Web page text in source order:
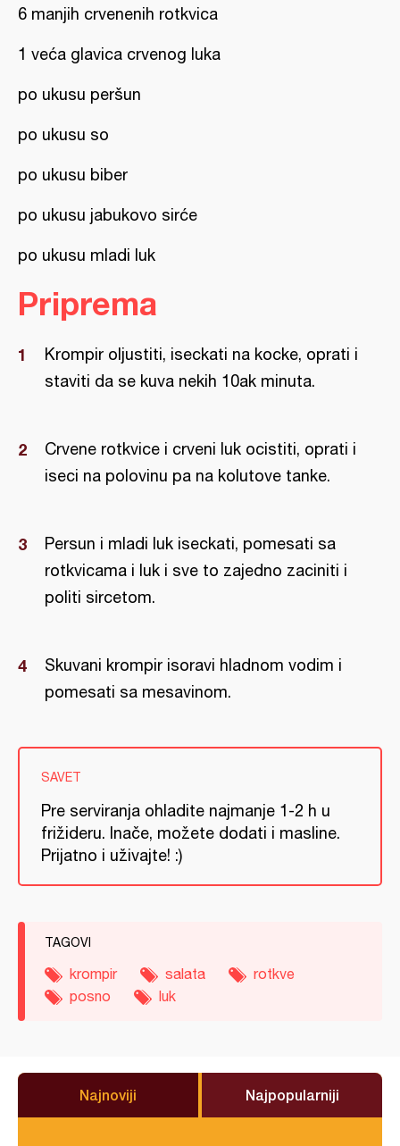
6 manjih crvenenih rotkvica
1 veća glavica crvenog luka
po ukusu peršun
po ukusu so
po ukusu biber
po ukusu jabukovo sirće
po ukusu mladi luk
Priprema
Krompir oljustiti, iseckati na kocke, oprati i
staviti da se kuva nekih 10ak minuta.
Crvene rotkvice i crveni luk ocistiti, oprati i
iseci na polovinu pa na kolutove tanke.
Persun i mladi luk iseckati, pomesati sa
rotkvicama i luk i sve to zajedno zaciniti i
politi sircetom.
Skuvani krompir isoravi hladnom vodim i
pomesati sa mesavinom.
SAVET
Pre serviranja ohladite najmanje 1-2 h u
frižideru. Inače, možete dodati i masline.
Prijatno i uživajte! :)
TAGOVI
krompir salata
rotkve
posno
luk
Najnoviji Najpopularniji